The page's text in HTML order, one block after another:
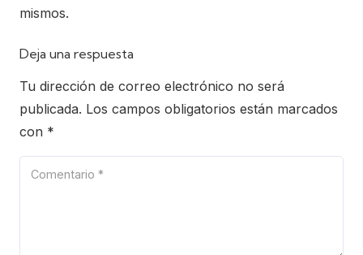
mismos.
Deja una respuesta
Tu dirección de correo electrónico no será
publicada. Los campos obligatorios están marcados
con *